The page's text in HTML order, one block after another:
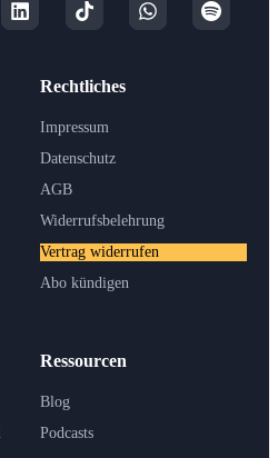
Ressourcen
Blog
Podcasts
Rechtliches
Impressum
Datenschutz
AGB
Widerrufsbelehrung
Vertrag widerrufen
Abo kündigen